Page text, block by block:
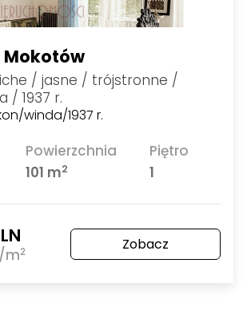
/ jasne / trójstronne /
/ 1937 r.
winda/1937 r.
Powierzchnia
101 m2
Piętro
1
m2 Zobacz